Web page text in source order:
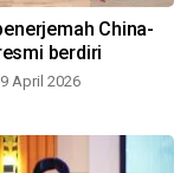
China-
berdiri
April 2026